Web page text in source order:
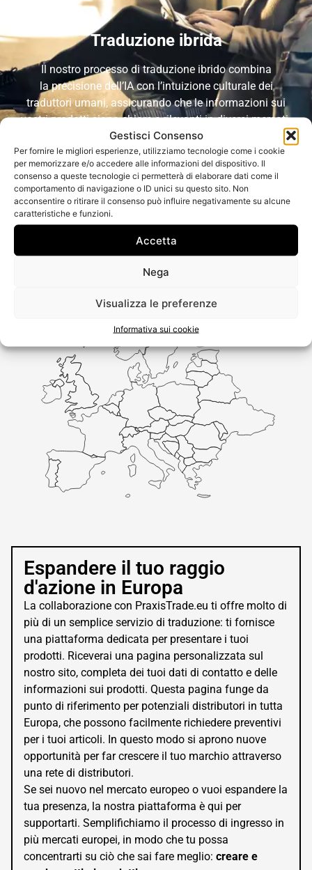
Gestisci Consenso
Per fornire le migliori esperienze, utilizziamo tecnologie come i cookie
per memorizzare e/o accedere alle informazioni del dispositivo. Il
consenso a queste tecnologie ci permetterà di elaborare dati come il
comportamento di navigazione o ID unici su questo sito. Non
acconsentire o ritirare il consenso può influire negativamente su alcune
caratteristiche e funzioni.
Accetta
Nega
Visualizza le preferenze
Informativa sui cookie
Traduzione ibrida
Il nostro processo di traduzione ibrido combina
la precisione dell’IA con l’intuizione culturale dei
traduttori umani, assicurando che le informazioni sui
vostri prodotti siano chiare e rilevanti in diversi mercati.
Questa attenzione ai dettagli vi aiuta a connettervi
più efficacemente con i clienti europei.
Espandere il tuo raggio
d'azione in Europa
La collaborazione con PraxisTrade.eu ti offre molto di
più di un semplice servizio di traduzione: ti fornisce
una piattaforma dedicata per presentare i tuoi
prodotti. Riceverai una pagina personalizzata sul
nostro sito, completa dei tuoi dati di contatto e delle
informazioni sui prodotti. Questa pagina funge da
punto di riferimento per potenziali distributori in tutta
Europa, che possono facilmente richiedere preventivi
per i tuoi articoli. In questo modo si aprono nuove
opportunità per far crescere il tuo marchio attraverso
una rete di distributori.
Se sei nuovo nel mercato europeo o vuoi espandere la
tua presenza, la nostra piattaforma è qui per
supportarti. Semplifichiamo il processo di ingresso in
più mercati europei, in modo che tu possa
concentrarti su ciò che sai fare meglio: creare e